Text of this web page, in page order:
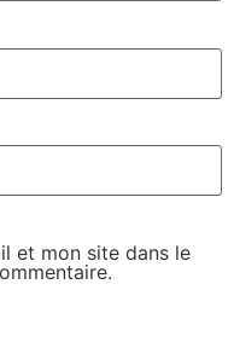
et mon site dans le